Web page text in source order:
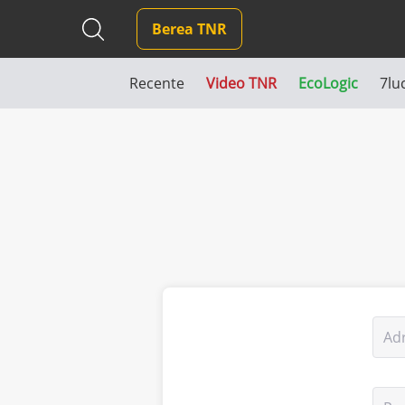
Berea TNR
Recente Video TNR EcoLogic